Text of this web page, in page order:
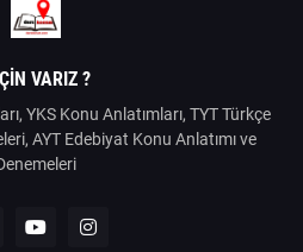
VARIZ ?
YKS Konu Anlatımları, TYT Türkçe
AYT Edebiyat Konu Anlatımı ve